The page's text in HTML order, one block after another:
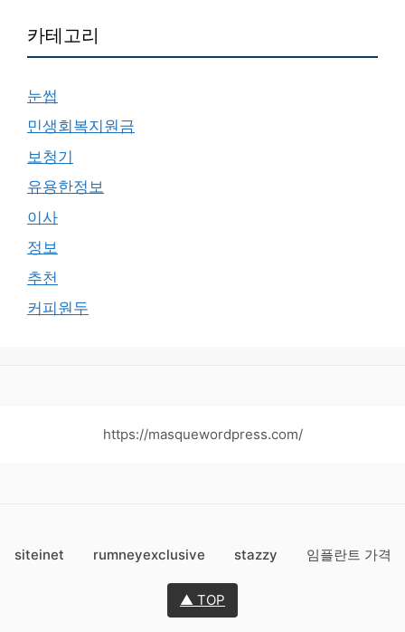
카테고리
눈썹
민생회복지원금
보청기
유용한정보
이사
정보
추천
커피원두
https://masquewordpress.com/
siteinet rumneyexclusive stazzy 임플란트 가격
▲ TOP